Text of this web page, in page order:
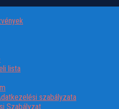
lista
szabályzata
Szabályzat